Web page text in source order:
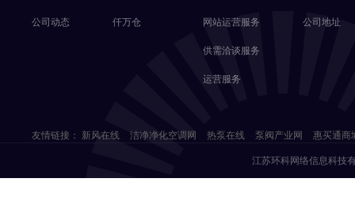
公司动态 仟万仓 网站运营服务
供需洽谈服务
运营服务
公司地址
友情链接： 新风在线 洁净净化空调网 热泵在线 泵阀产业网 惠买通商
江苏环科网络信息科技